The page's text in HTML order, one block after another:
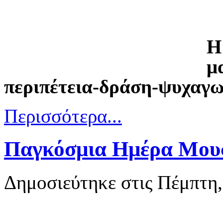
Η
περιπέτεια-δράση-
Περισσότερα...
Παγκόσμια Ημέρα
Δημοσιεύτηκε στις